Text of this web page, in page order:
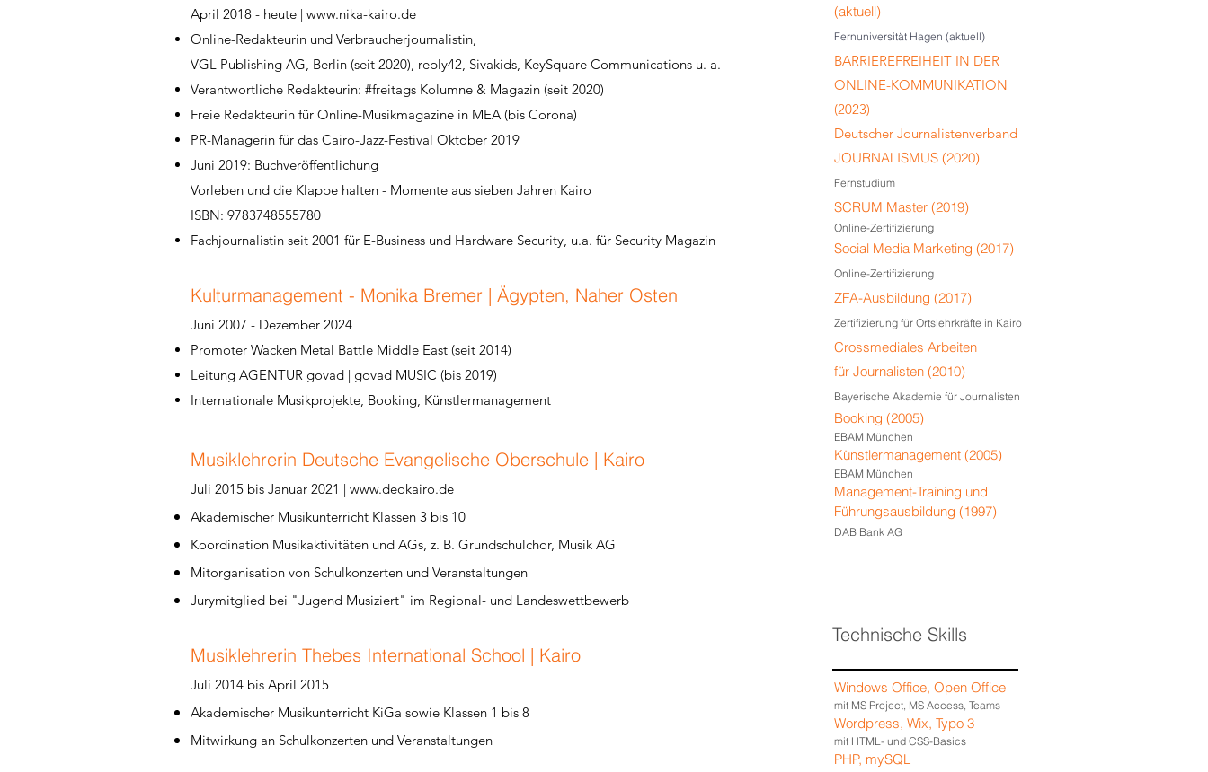
April 2018 - heute | www.nika-kairo.de
Online-Redakteurin und Verbraucherjournalistin,
VGL Publishing AG, Berlin (seit 2020), reply42, Sivakids, KeySquare Communications u. a.
Verantwortliche Redakteurin: #freitags Kolumne & Magazin (seit 2020)
Freie Redakteurin für Online-Musikmagazine in MEA (bis Corona)
PR-Managerin für das Cairo-Jazz-Festival Oktober 2019
Juni 2019: Buchveröffentlichung
Vorleben und die Klappe halten - Momente aus sieben Jahren Kairo
ISBN: 9783748555780​
Fachjournalistin seit 2001 für E-Business und Hardware Security, u.a. für Security Magazin
Kulturmanagement - Monika Bremer | Ägypten, Naher Osten
Juni 2007 - Dezember 2024
Promoter Wacken Metal Battle Middle East (seit 2014)
Leitung AGENTUR govad | govad MUSIC (bis 2019)
Internationale Musikprojekte, Booking, Künstlermanagement
Musiklehrerin Deutsche Evangelische Oberschule | Kairo
​Juli 2015 bis Januar 2021 | www.deokairo.de
Akademischer Musikunterricht Klassen 3 bis 10
Koordination Musikaktivitäten und AGs, z. B. Grundschulchor, Musik AG
Mitorganisation von Schulkonzerten und Veranstaltungen
Jurymitglied bei "Jugend Musiziert" im Regional- und Landeswettbewerb
Musiklehrerin Thebes International School | Kairo
​Juli 2014 bis April 2015
Akademischer Musikunterricht KiGa sowie Klassen 1 bis 8
Mitwirkung an Schulkonzerten und Veranstaltungen
(aktuell)
Fernuniversität Hagen (aktuell)
BARRIEREFREIHEIT IN DER
ONLINE-KOMMUNIKATION
(2023)
Deutscher Journalistenverband
JOURNALISMUS (2020)
Fernstudium
SCRUM Master (2019)
Online-Zertifizierung
Social Media Marketing (2017)
Online-Zertifizierung
ZFA-Ausbildung (2017)
Zertifizierung für Ortslehrkräfte in Kairo
Crossmediales Arbeiten
für Journalisten (2010)
Bayerische Akademie für Journalisten
Booking (2005)
EBAM München
Künstlermanagement (2005)
EBAM München
Management-Training und
Führungsausbildung (1997)
DAB Bank AG
Technische Skills
Windows Office, Open Office
mit MS Project, MS Access, Teams
Wordpress, Wix, Typo 3
mit HTML- und CSS-Basics
PHP, mySQL